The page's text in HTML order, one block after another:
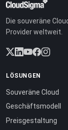
Die souveräne
Provider weltweit.
LÖSUNGEN
Souveräne Cloud
Geschäftsmodell
Preisgestaltung